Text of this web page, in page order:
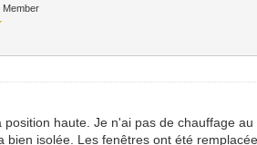
Member
position haute. Je n'ai pas de chauffage
bien isolée. Les fenêtres ont été